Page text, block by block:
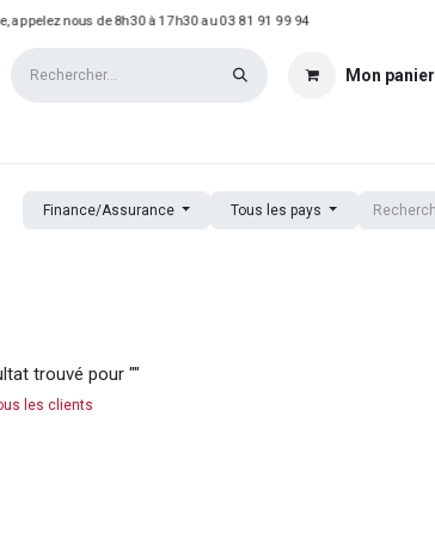
appelez nous de 8h30 à 17h30 au 03 81 91 99 94
Mon panier
Finance/Assurance Tous les pays
trouvé pour ""
les clients